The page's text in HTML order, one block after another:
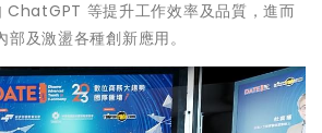
ChatGPT 等提升工作效率及品質，進而
及激盪各種創新應用。